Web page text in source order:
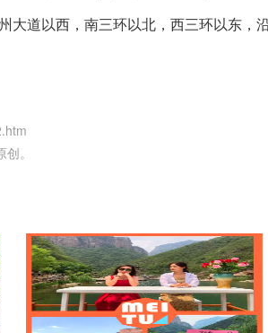
大道以西，南三环以北，西三环以东，
。